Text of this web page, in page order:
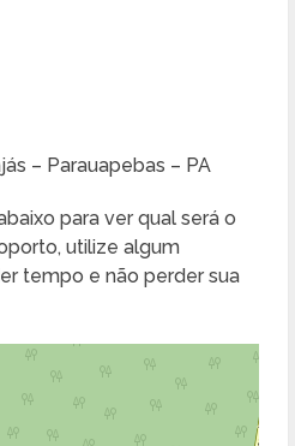
– Parauapebas – PA
para ver qual será o
utilize algum
tempo e não perder sua